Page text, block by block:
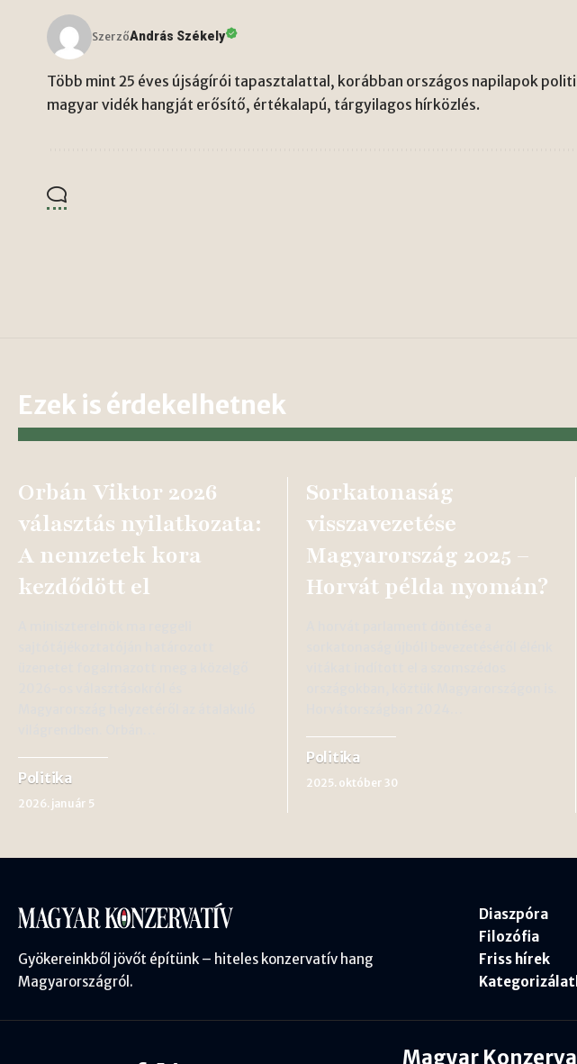
SzerzőAndrás Székely
Több mint 25 éves újságírói tapasztalattal, korábban országos napilapok
magyar vidék hangját erősítő, értékalapú, tárgyilagos hírközlés.
Ezek is érdekelhetnek
Orbán Viktor 2026
választás nyilatkozata:
A nemzetek kora
kezdődött el
Politika
2026. január 5
Sorkatonaság
visszavezetése
Magyarország 2025 –
Horvát példa nyomán?
Politika
2025. október 30
Gyökereinkből jövőt építünk – hiteles konzervatív hang
Magyarországról.
Diaszpóra
Filozófia
Friss hírek
Magyar